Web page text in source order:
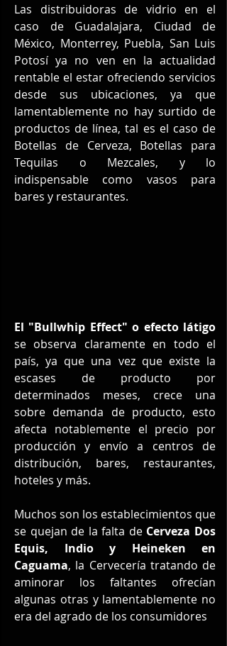
Las distribuidoras de vidrio en el
caso de Guadalajara, Ciudad de
México, Monterrey, Puebla, San Luis
Potosí ya no ven en la actualidad
rentable el estar ofreciendo servicios
desde sus ubicaciones, ya que
lamentablemente no hay surtido de
productos de línea, tal es el caso de
Botellas de Cerveza, Botellas para
Tequilas o Mezcales, y lo
indispensable como vasos para
bares y restaurantes.
El "Bullwhip Effect" o efecto látigo
se observa claramente en todo el
país, ya que una vez que existe la
escases de producto por
determinados meses, crece una
sobre demanda de producto, esto
afecta notablemente el precio por
producción y envío a centros de
distribución, bares, restaurantes,
hoteles y más.
Muchos son los establecimientos que
se quejan de la falta de Cerveza Dos
Equis, Indio y Heineken en
Caguama, la Cervecería tratando de
aminorar los faltantes ofrecían
algunas otras y lamentablemente no
era del agrado de los consumidores